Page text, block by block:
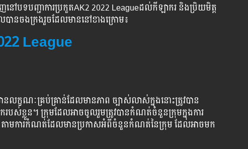
ញនៅបទបញ្ជាការប្រកួតAK2 2022 Leagueដល់កីឡាករ និងប្រិយមិត្ត
នចងក្រងរួចដែលមាននៅខាងក្រោម៖
League
លក្ខណៈគ្រប់គ្រាន់ដែលមានភាព ច្បាស់លាស់ក្នុងនោះត្រូវបាន
ស់ខ្លួន។ ក្រុមដែលអាចចូលរួមត្រូវបានកំណត់ចំនួនក្រុមក្នុងការ
តាមការកំណត់ដែលមានប្រកាសអំពីចំនួនកំណត់នៃក្រុម ដែលអាចមក